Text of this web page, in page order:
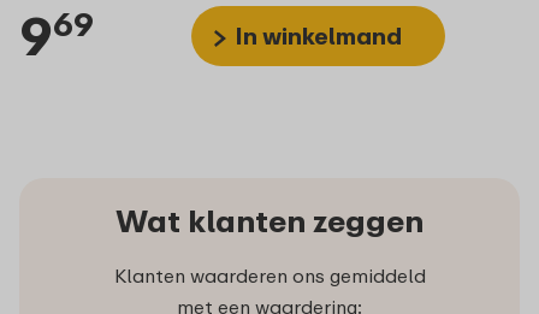
969 In winkelmand
Wat klanten zeggen
Klanten waarderen ons gemiddeld
met een waardering: